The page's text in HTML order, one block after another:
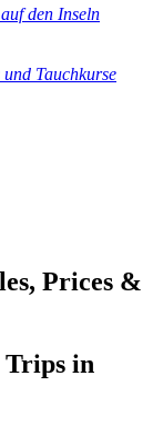
den Inseln
und Tauchkurse
Prices &
Trips in